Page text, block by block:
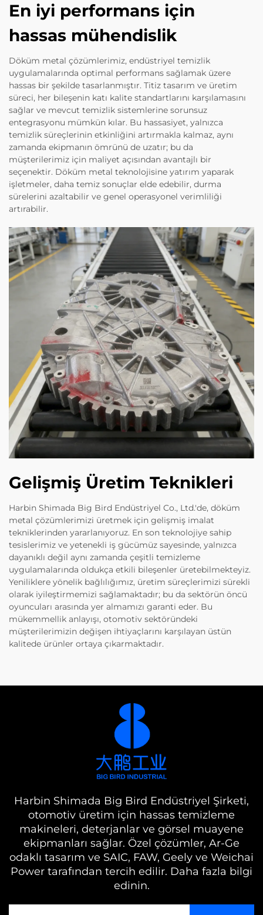
En iyi performans için
hassas mühendislik
Döküm metal çözümlerimiz, endüstriyel temizlik
uygulamalarında optimal performans sağlamak üzere
hassas bir şekilde tasarlanmıştır. Titiz tasarım ve üretim
süreci, her bileşenin katı kalite standartlarını karşılamasını
sağlar ve mevcut temizlik sistemlerine sorunsuz
entegrasyonu mümkün kılar. Bu hassasiyet, yalnızca
temizlik süreçlerinin etkinliğini artırmakla kalmaz, aynı
zamanda ekipmanın ömrünü de uzatır; bu da
müşterilerimiz için maliyet açısından avantajlı bir
seçenektir. Döküm metal teknolojisine yatırım yaparak
işletmeler, daha temiz sonuçlar elde edebilir, durma
sürelerini azaltabilir ve genel operasyonel verimliliği
artırabilir.
Gelişmiş Üretim Teknikleri
Harbin Shimada Big Bird Endüstriyel Co., Ltd.'de, döküm
metal çözümlerimizi üretmek için gelişmiş imalat
tekniklerinden yararlanıyoruz. En son teknolojiye sahip
tesislerimiz ve yetenekli iş gücümüz sayesinde, yalnızca
dayanıklı değil aynı zamanda çeşitli temizleme
uygulamalarında oldukça etkili bileşenler üretebilmekteyiz.
Yeniliklere yönelik bağlılığımız, üretim süreçlerimizi sürekli
olarak iyileştirmemizi sağlamaktadır; bu da sektörün öncü
oyuncuları arasında yer almamızı garanti eder. Bu
mükemmellik anlayışı, otomotiv sektöründeki
müşterilerimizin değişen ihtiyaçlarını karşılayan üstün
kalitede ürünler ortaya çıkarmaktadır.
Harbin Shimada Big Bird Endüstriyel Şirketi,
otomotiv üretim için hassas temizleme
makineleri, deterjanlar ve görsel muayene
ekipmanları sağlar. Özel çözümler, Ar-Ge
odaklı tasarım ve SAIC, FAW, Geely ve Weichai
Power tarafından tercih edilir. Daha fazla bilgi
edinin.